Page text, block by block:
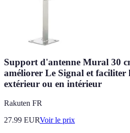
Support d'antenne Mural 30
améliorer Le Signal et faciliter
extérieur ou en intérieur
Rakuten FR
27.99 EURVoir le prix